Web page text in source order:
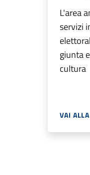
L'area
servizi
giunta
cultura
VAI